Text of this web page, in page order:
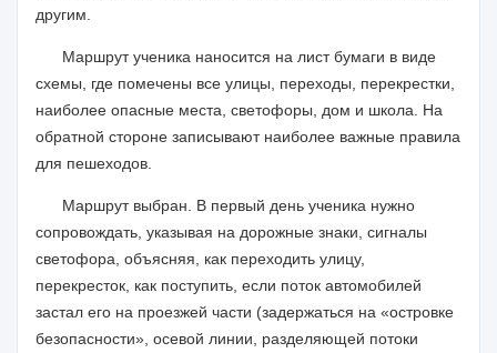
другим.
Маршрут ученика наносится на лист бумаги в виде
схемы, где помечены все улицы, переходы, перекрестки,
наиболее опасные места, светофоры, дом и школа. На
обратной стороне записывают наиболее важные правила
для пешеходов.
Маршрут выбран. В первый день ученика нужно
сопровождать, указывая на дорожные знаки, сигналы
светофора, объясняя, как переходить улицу,
перекресток, как поступить, если поток автомобилей
застал его на проезжей части (задержаться на «островке
безопасности», осевой линии, разделяющей потоки